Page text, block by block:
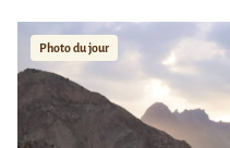
Photo du jour